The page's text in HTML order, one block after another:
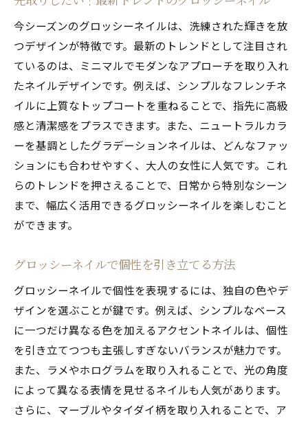
今シーズンのグロッシーネイルは、洗練された輝きを放
つデザインが特徴です。最新のトレンドとして注目され
ているのは、ミニマルでモダンなアプローチを取り入れ
たネイルデザインです。例えば、シンプルなフレンチネ
イルに上質なトップコートを重ねることで、指先に高級
感と清潔感をプラスできます。また、ニュートラルカラ
ーを基調としたグラデーションネイルは、どんなファッ
ションにも合わせやすく、大人の女性に人気です。これ
らのトレンドを押さえることで、日常から特別なシーン
まで、幅広く活用できるグロッシーネイルを楽しむこと
ができます。
グロッシーネイルで個性を引き立てる方法
グロッシーネイルで個性を表現するには、独自の色やデ
ザインを選ぶことが鍵です。例えば、シンプルなベース
に一つだけ異なる色を加えるアクセントネイルは、個性
を引き立てつつも主張しすぎないバランスが魅力です。
また、ラメやホログラムを取り入れることで、光の角度
によって異なる表情を見せるネイルも人気があります。
さらに、マーブルやタイダイ柄を取り入れることで、ア